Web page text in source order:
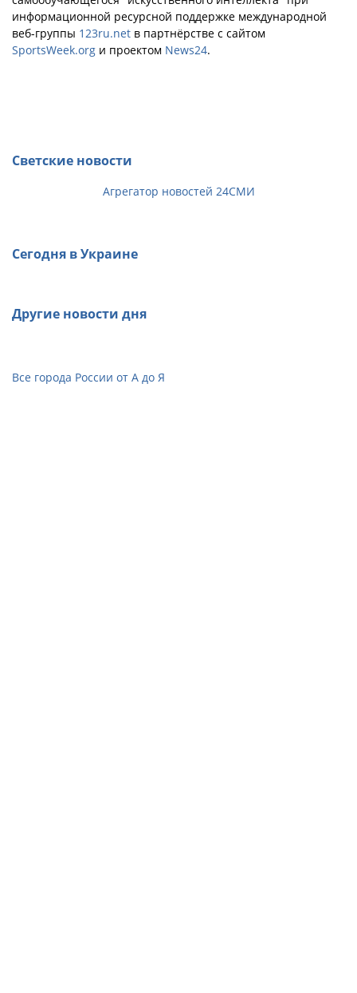
информационной ресурсной поддержке международной
веб-группы 123ru.net в партнёрстве с сайтом
SportsWeek.org и проектом News24.
Светские новости
Агрегатор новостей 24СМИ
Сегодня в Украине
Другие новости дня
Все города России от А до Я